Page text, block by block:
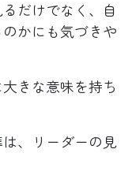
だけでなく、自
かにも気づきや
きな意味を持ち
、リーダーの見